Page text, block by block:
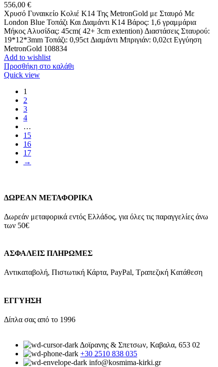
556,00 €
Χρυσό Γυναικείο Κολιέ Κ14 Της MetronGold με Σταυρό Με
London Blue Τοπάζι Και Διαμάντι K14 Βάρος: 1,6 γραμμάρια
Μήκος Αλυσίδας: 45cm( 42+ 3cm extention) Διαστάσεις Σταυρού:
19*12*3mm Τοπάζι: 0,95ct Διαμάντι Μπριγιάν: 0,02ct Εγγύηση
MetronGold 108834
Add to wishlist
Προσθήκη στο καλάθι
Quick view
1
2
3
4
…
15
16
17
→
ΔΩΡΕΑΝ ΜΕΤΑΦΟΡΙΚΑ
Δωρεάν μεταφορικά εντός Ελλάδος, για όλες τις παραγγελίες άνω
των 50€
ΑΣΦΑΛΕΙΣ ΠΛΗΡΩΜΕΣ
Αντικαταβολή, Πιστωτική Κάρτα, PayPal, Τραπεζική Kατάθεση
ΕΓΓΥΗΣΗ
Δίπλα σας από το 1996
Δοϊρανης & Σπετσων, Καβαλα, 653 02
+30 2510 838 035
info@kosmima-kirki.gr